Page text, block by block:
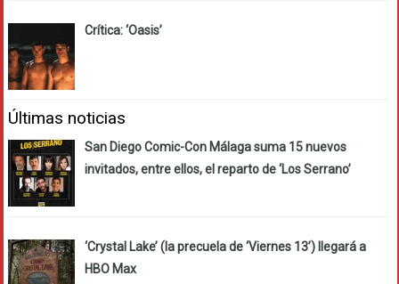
Crítica: ‘Oasis’
Últimas noticias
San Diego Comic-Con Málaga suma 15 nuevos
invitados, entre ellos, el reparto de ‘Los Serrano’
‘Crystal Lake’ (la precuela de ‘Viernes 13’) llegará a
HBO Max